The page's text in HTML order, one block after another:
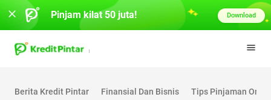
Berita Kredit Pintar Finansial Dan Bisnis Tips Pinjaman
Pinjam kilat 50 juta! Download